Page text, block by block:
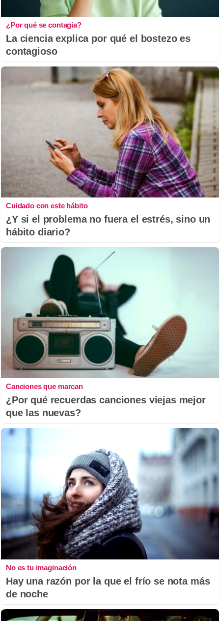
¿Por qué se contagia?
La ciencia explica por qué el bostezo es
contagioso
Cuidado con este hábito
¿Y si el problema no fuera el estrés, sino un
hábito diario?
Canciones que marcan
¿Por qué recuerdas canciones viejas mejor
que las nuevas?
No es tu imaginación
Hay una razón por la que el frío se nota más
de noche